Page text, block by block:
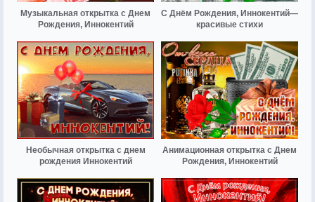
Музыкальная открытка с Днем
Рождения, Иннокентий
С Днём Рождения, Иннокентий—
красивые стихи
Необычная открытка с днем
рождения Иннокентий
Анимационная открытка с Днем
Рождения, Иннокентий